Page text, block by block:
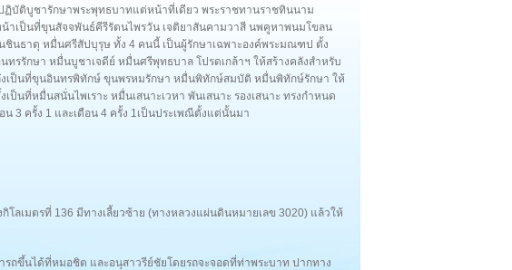
บัติบูชารักษาพระพุทธบาทแต่หน้าที่เดียว พระราชทานราชทินนาม
าเป็นที่ขุนสัจจพันธ์คีรีรัตนไพรวัน เจติยาสันคามวาสี นพคูหาพนมโขลน
นธาตุ หมื่นศรีสัปบุรุษ ทั้ง 4 คนนี้ เป็นผู้รักษาเฉพาะองค์พระมณฑป ตั้ง
รักษา หมื่นบูชาเจดีย์ หมื่นศรีพุทธบาล โปรดเกล้าฯ ให้สร้างคลังสำหรับ
เป็นที่ขุนอินทรพิทักษ์ ขุนพรหมรักษา หมื่นพิทักษ์สมบัติ หมื่นพิทักษ์รักษา ให้
นที่หมื่นสนั่นไพเราะ หมื่นเสนาะเวหา พันเสนาะ รองเสนาะ ทรงกำหนด
น 3 ครั้ง 1 และเดือน 4 ครั้ง 1เป็นประเพณีตั้งแต่นั้นมา
โลเมตรที่ 136 มีทางเลี้ยวซ้าย (ทางหลวงแผ่นดินหมายเลข 3020) แล้วให้
รถขึ้นได้ที่หมอชิต และอนุสาวรีย์ชัยโดยรถจะจอดที่ท่าพระบาท ปากทาง